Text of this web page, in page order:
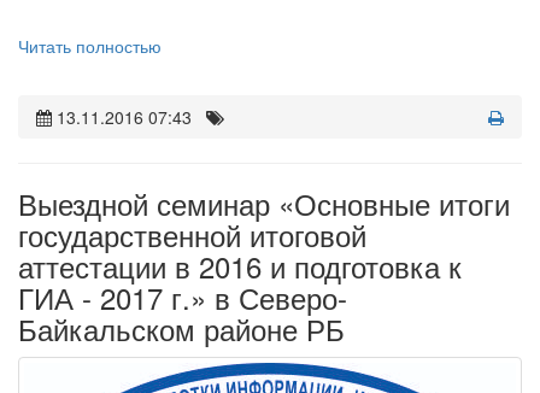
Читать полностью
13.11.2016 07:43
Выездной семинар «Основные итоги
государственной итоговой
аттестации в 2016 и подготовка к
ГИА - 2017 г.» в Северо-
Байкальском районе РБ